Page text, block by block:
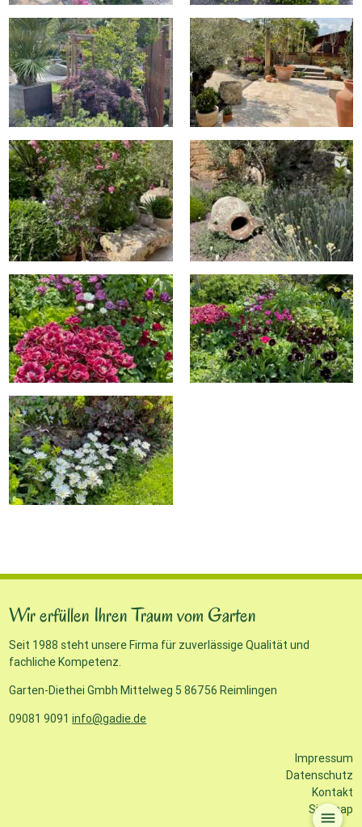
Wir erfüllen Ihren Traum vom Garten
Seit 1988 steht unsere Firma für zuverlässige Qualität und
fachliche Kompetenz.
Garten-Diethei Gmbh Mittelweg 5 86756 Reimlingen
09081 9091 info@gadie.de
Impressum
Datenschutz
Kontakt
Sitemap
menu